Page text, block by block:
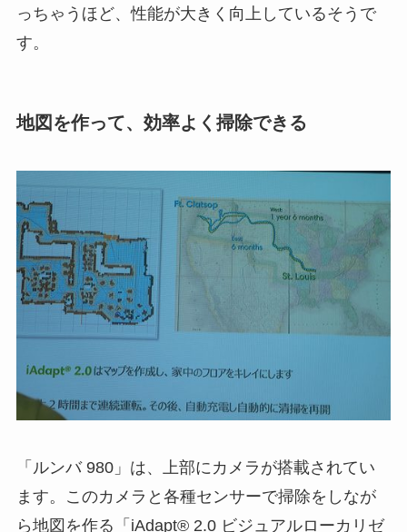
っちゃうほど、性能が大きく向上しているそうで
す。
地図を作って、効率よく掃除できる
「ルンバ 980」は、上部にカメラが搭載されてい
ます。このカメラと各種センサーで掃除をしなが
ら地図を作る「iAdapt® 2.0 ビジュアルローカリゼ